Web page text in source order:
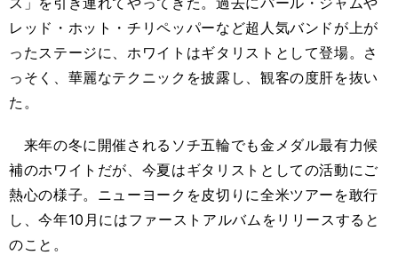
レッド・ホット・チリペッパーなど超人気バンドが上が
ったステージに、ホワイトはギタリストとして登場。さ
っそく、華麗なテクニックを披露し、観客の度肝を抜い
た。
来年の冬に開催されるソチ五輪でも金メダル最有力候
補のホワイトだが、今夏はギタリストとしての活動にご
熱心の様子。ニューヨークを皮切りに全米ツアーを敢行
し、今年10月にはファーストアルバムをリリースすると
のこと。